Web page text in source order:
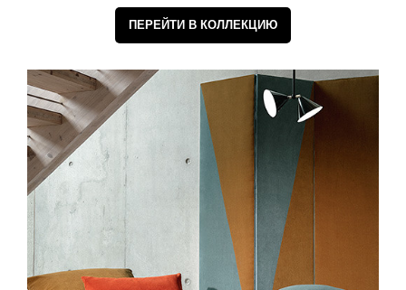
ПЕРЕЙТИ В КОЛЛЕКЦИЮ